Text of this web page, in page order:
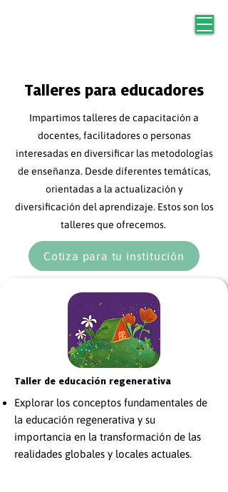
Talleres para educadores
Impartimos talleres de capacitación a
docentes, facilitadores o personas
interesadas en diversificar las metodologías
de enseñanza. Desde diferentes temáticas,
orientadas a la actualización y
diversificación del aprendizaje. Estos son los
talleres que ofrecemos.
Cotiza para tu institución
Taller de educación regenerativa
Explorar los conceptos fundamentales de
la educación regenerativa y su
importancia en la transformación de las
realidades globales y locales actuales.